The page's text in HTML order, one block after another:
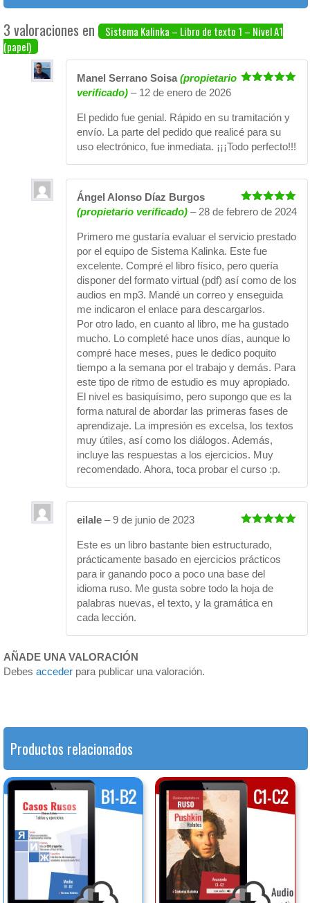
3 valoraciones en
Sistema Kalinka – Libro de texto 1 – Nivel A1
(papel)
Manel Serrano Soisa (propietario
verificado) – 12 de enero de 2026
El pedido fue genial. Rápido en su tramitación y
envío. La parte del pedido que realicé para su
uso electrónico, fue inmediata. ¡¡¡Todo perfecto!!!
Valorado
Ángel Alonso Díaz Burgos
(propietario verificado) – 28 de febrero de 2024
Primero me gustaría evaluar el servicio prestado
por el equipo de Sistema Kalinka. Este fue
excelente. Compré el libro físico, pero quería
disponer del formato virtual (pdf) así como de los
audios en mp3. Mandé un correo y enseguida
me indicaron el enlace para descargarlos.
Por otro lado, en cuanto al libro, me ha gustado
mucho. Lo completé hace unos días, aunque lo
compré hace meses, pues le dedico poquito
tiempo a la semana por el trabajo y demás. Para
este tipo de ritmo de estudio es muy apropiado.
El nivel es basiquísimo, pero supongo que es la
forma natural de abordar las primeras fases de
aprendizaje. La impresión es excelsa, los textos
muy útiles, así como los diálogos. Además,
incluye las respuestas a los ejercicios. Muy
recomendado. Ahora, toca probar el curso :p.
con5de 5
eilale – 9 de junio de 2023
Este es un libro bastante bien estructurado,
prácticamente basado en ejercicios prácticos
para ir ganando poco a poco una base del
idioma ruso. Me gusta sobre todo la hoja de
palabras nuevas, el texto, y la gramática en
cada lección.
AÑADE UNA VALORACIÓN
Debes acceder para publicar una valoración.
Productos relacionados